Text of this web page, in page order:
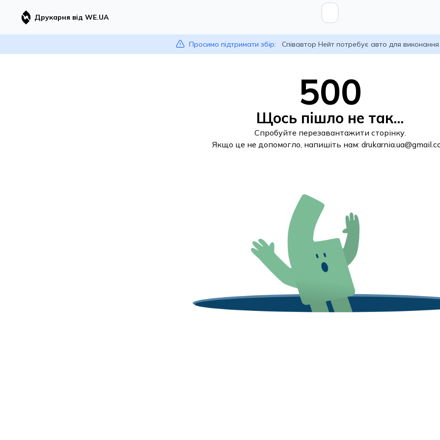
Друкарня від WE.UA
Просимо підтримати збір: Співавтор Нейт потребує авто для
500
Щось пішло не так...
Спробуйте перезавантажити сторінку.
Якщо це не допомогло, напишіть нам: